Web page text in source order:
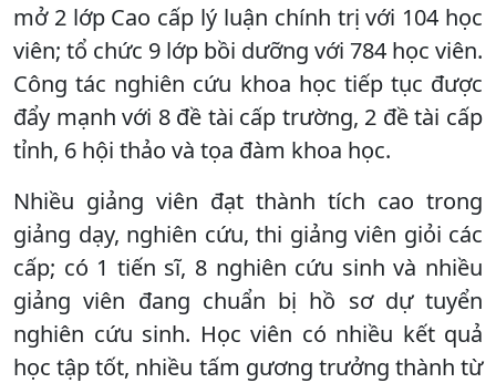
mở 2 lớp Cao cấp lý luận chính trị với 104 học
viên; tổ chức 9 lớp bồi dưỡng với 784 học viên.
Công tác nghiên cứu khoa học tiếp tục được
đẩy mạnh với 8 đề tài cấp trường, 2 đề tài cấp
tỉnh, 6 hội thảo và tọa đàm khoa học.
Nhiều giảng viên đạt thành tích cao trong
giảng dạy, nghiên cứu, thi giảng viên giỏi các
cấp; có 1 tiến sĩ, 8 nghiên cứu sinh và nhiều
giảng viên đang chuẩn bị hồ sơ dự tuyển
nghiên cứu sinh. Học viên có nhiều kết quả
học tập tốt, nhiều tấm gương trưởng thành từ